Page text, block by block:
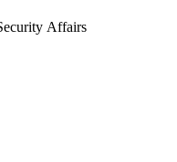
Affairs